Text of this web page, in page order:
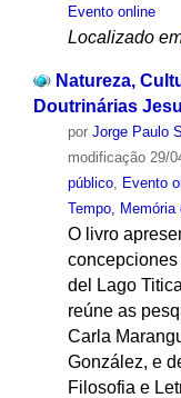
Evento online
Localizado
Natureza,
Doutrinárias
por Jorge Paulo
modificação29/
público, Evento
Tempo,
O livro
del Lago
reúne as
Carla
González, e
Filosofia e